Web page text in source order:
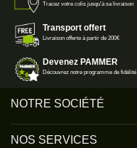
Tracez votre colis jusqu'à sa livraison
Transport offert
Livraison offerte à partir de 200€
Devenez PAMMER
Découvrez notre programme de fidélité
NOTRE SOCIÉTÉ
NOS SERVICES